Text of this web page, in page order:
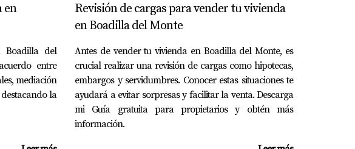
que el valor del bien recibido. Esto puede evitar
en
Boadilla del
entre
mediación
la
Revisión de cargas para vender tu vivienda
en Boadilla del Monte
Antes de vender tu vivienda en Boadilla del Monte, es
crucial realizar una revisión de cargas como hipotecas,
embargos y servidumbres. Conocer estas situaciones te
ayudará a evitar sorpresas y facilitar la venta. Descarga
mi Guía gratuita para propietarios y obtén más
información.